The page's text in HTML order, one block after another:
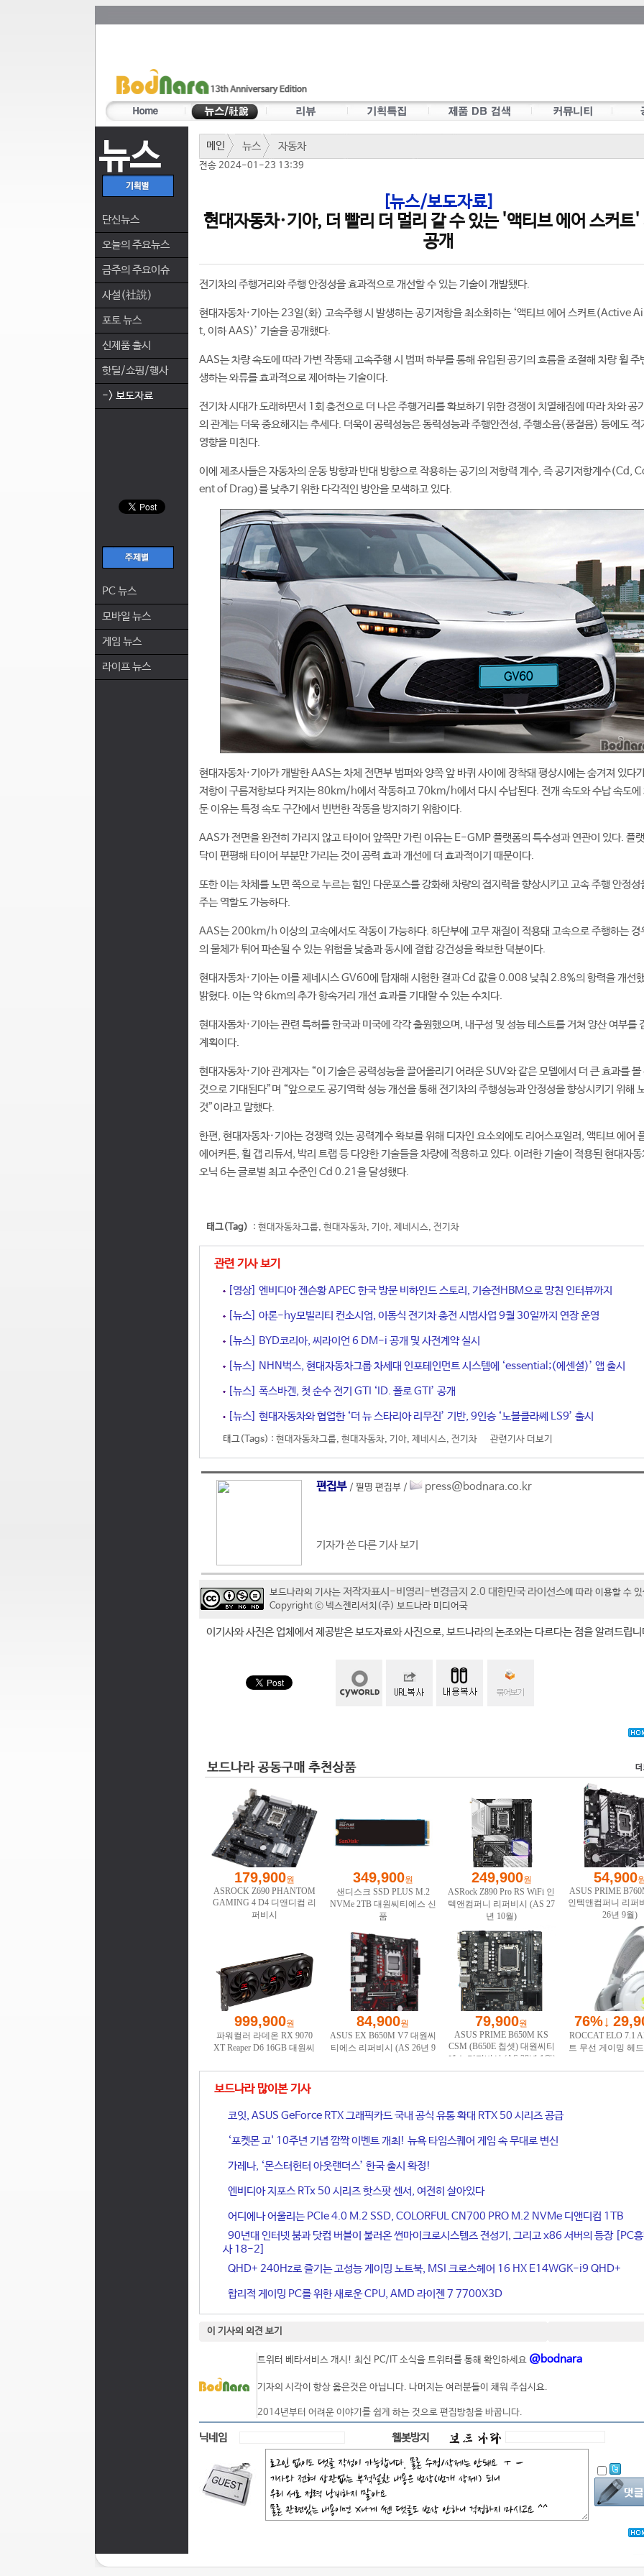
뉴스
단신뉴스
오늘의 주요뉴스
금주의 주요이슈
사설(社說)
포토 뉴스
신제품 출시
핫딜/쇼핑/행사
-> 보도자료
PC 뉴스
모바일 뉴스
게임 뉴스
라이프 뉴스
메인 뉴스 자동차
전송 2024-01-23 13:39
[뉴스/보도자료]
현대자동차·기아, 더 빨리 더 멀리 갈 수 있는 '액티브 에어 스커트'
공개
전기차의 주행거리와 주행 안정성을 효과적으로 개선할 수 있는 기술이 개발됐다.
현대자동차·기아는 23일(화) 고속주행 시 발생하는 공기저항을 최소화하는 ‘액티브 에어 스커트(Active
t, 이하 AAS)’ 기술을 공개했다.
AAS는 차량 속도에 따라 가변 작동돼 고속주행 시 범퍼 하부를 통해 유입된 공기의 흐름을 조절해 차량 휠 주
생하는 와류를 효과적으로 제어하는 기술이다.
전기차 시대가 도래하면서 1회 충전으로 더 나은 주행거리를 확보하기 위한 경쟁이 치열해짐에 따라 차와 공
의 관계는 더욱 중요해지는 추세다. 더욱이 공력성능은 동력성능과 주행안전성, 주행소음(풍절음) 등에도 적
영향을 미친다.
이에 제조사들은 자동차의 운동 방향과 반대 방향으로 작용하는 공기의 저항력 계수, 즉 공기저항계수(Cd,
ent of Drag)를 낮추기 위한 다각적인 방안을 모색하고 있다.
현대자동차·기아가 개발한 AAS는 차체 전면부 범퍼와 양쪽 앞 바퀴 사이에 장착돼 평상시에는 숨겨져 있다
저항이 구름저항보다 커지는 80km/h에서 작동하고 70km/h에서 다시 수납된다. 전개 속도와 수납 속도에
둔 이유는 특정 속도 구간에서 빈번한 작동을 방지하기 위함이다.
AAS가 전면을 완전히 가리지 않고 타이어 앞쪽만 가린 이유는 E-GMP 플랫폼의 특수성과 연관이 있다. 플
닥이 편평해 타이어 부분만 가리는 것이 공력 효과 개선에 더 효과적이기 때문이다.
또한 이는 차체를 노면 쪽으로 누르는 힘인 다운포스를 강화해 차량의 접지력을 향상시키고 고속 주행 안정성
주는 역할도 가능하다.
AAS는 200km/h 이상의 고속에서도 작동이 가능하다. 하단부에 고무 재질이 적용돼 고속으로 주행하는 경
의 물체가 튀어 파손될 수 있는 위험을 낮춤과 동시에 결합 강건성을 확보한 덕분이다.
현대자동차·기아는 이를 제네시스 GV60에 탑재해 시험한 결과 Cd 값을 0.008 낮춰 2.8%의 항력을 개선
밝혔다. 이는 약 6km의 추가 항속거리 개선 효과를 기대할 수 있는 수치다.
현대자동차·기아는 관련 특허를 한국과 미국에 각각 출원했으며, 내구성 및 성능 테스트를 거쳐 양산 여부를
계획이다.
현대자동차·기아 관계자는 “이 기술은 공력성능을 끌어올리기 어려운 SUV와 같은 모델에서 더 큰 효과를 볼
것으로 기대된다”며 “앞으로도 공기역학 성능 개선을 통해 전기차의 주행성능과 안정성을 향상시키기 위해
것”이라고 말했다.
한편, 현대자동차·기아는 경쟁력 있는 공력계수 확보를 위해 디자인 요소외에도 리어스포일러, 액티브 에어
에어커튼, 휠 갭 리듀서, 박리 트랩 등 다양한 기술들을 차량에 적용하고 있다. 이러한 기술이 적용된 현대자
오닉 6는 글로벌 최고 수준인 Cd 0.21을 달성했다.
태그(Tag) : 현대자동차그룹, 현대자동차, 기아, 제네시스, 전기차
관련 기사 보기
[영상] 엔비디아 젠슨황 APEC 한국 방문 비하인드 스토리, 기승전HBM으로 망친 인터뷰까지
[뉴스] 아론-hy모빌리티 컨소시엄, 이동식 전기차 충전 시범사업 9월 30일까지 연장 운영
[뉴스] BYD코리아, 씨라이언 6 DM-i 공개 및 사전계약 실시
[뉴스] NHN벅스, 현대자동차그룹 차세대 인포테인먼트 시스템에 ‘essential;(에센셜)’ 앱 출시
[뉴스] 폭스바겐, 첫 순수 전기 GTI ‘ID. 폴로 GTI’ 공개
[뉴스] 현대자동차와 협업한 ‘더 뉴 스타리아 리무진’ 기반, 9인승 ‘노블클라쎄 LS9’ 출시
태그(Tags) : 현대자동차그룹, 현대자동차, 기아, 제네시스, 전기차 관련기사 더보기
편집부 / 필명 편집부 / press@bodnara.co.kr
기자가 쓴 다른 기사 보기
보드나라의 기사는 저작자표시-비영리-변경금지 2.0 대한민국 라이선스에 따라 이용할 수
Copyright ⓒ 넥스젠리서치(주) 보드나라 미디어국
이기사와 사진은 업체에서 제공받은 보도자료와 사진으로, 보드나라의 논조와는 다르다는 점을 알려드립
보드나라 많이본 기사
코잇, ASUS GeForce RTX 그래픽카드 국내 공식 유통 확대 RTX 50 시리즈 공급
‘포켓몬 고' 10주년 기념 깜짝 이벤트 개최! 뉴욕 타임스퀘어 게임 속 무대로 변신
가레나, ‘몬스터헌터 아웃랜더스’ 한국 출시 확정!
엔비디아 지포스 RTx 50 시리즈 핫스팟 센서, 여전히 살아있다
어디에나 어울리는 PCIe 4.0 M.2 SSD, COLORFUL CN700 PRO M.2 NVMe 디앤디컴 1TB
90년대 인터넷 붐과 닷컴 버블이 불러온 썬마이크로시스템즈 전성기, 그리고 x86 서버의 등장 [PC
사 18-2]
QHD+ 240Hz로 즐기는 고성능 게이밍 노트북, MSI 크로스헤어 16 HX E14WGK-i9 QHD+
합리적 게이밍 PC를 위한 새로운 CPU, AMD 라이젠 7 7700X3D
이 기사의 의견 보기
트위터 베타서비스 개시! 최신 PC/IT 소식을 트위터를 통해 확인하세요 @bodnara
기자의 시각이 항상 옳은것은 아닙니다. 나머지는 여러분들이 채워 주십시요.
2014년부터 어려운 이야기를 쉽게 하는 것으로 편집방침을 바꿉니다.
닉네임 웹봇방지